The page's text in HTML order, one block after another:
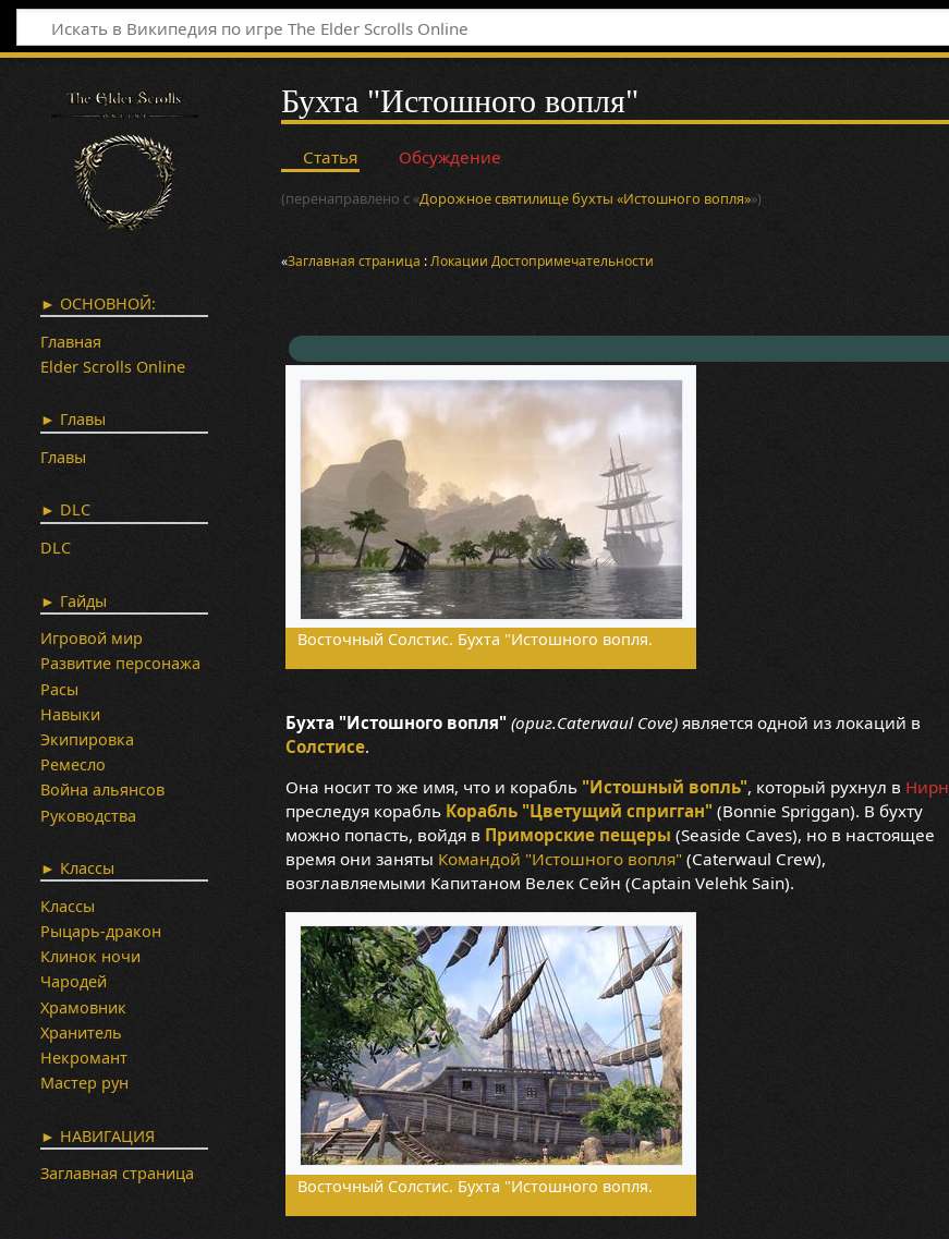
Бухта "Истошного вопля"
Статья Обсуждение
(перенаправлено с «Дорожное святилище бухты «Истошного вопля»»)
«Заглавная страница :Локации Достопримечательности
Восточный Солстис. Бухта "Истошного вопля.
Бухта "Истошного вопля" (ориг.Caterwaul Cove) является одной из локаций в
Солстисе.
Она носит то же имя, что и корабль "Истошный вопль", который рухнул в Нирн
преследуя корабль Корабль "Цветущий спригган" (Bonnie Spriggan). В бухту
можно попасть, войдя в Приморские пещеры (Seaside Caves), но в настоящее
время они заняты Командой "Истошного вопля" (Caterwaul Crew),
возглавляемыми Капитаном Велек Сейн (Captain Velehk Sain).
Восточный Солстис. Бухта "Истошного вопля.
► ОСНОВНОЙ:
Главная
Elder Scrolls Online
► Главы
Главы
► DLC
DLC
► Гайды
Игровой мир
Развитие персонажа
Расы
Навыки
Экипировка
Ремесло
Война альянсов
Руководства
► Классы
Классы
Рыцарь-дракон
Клинок ночи
Чародей
Храмовник
Хранитель
Некромант
Мастер рун
► НАВИГАЦИЯ
Заглавная страница